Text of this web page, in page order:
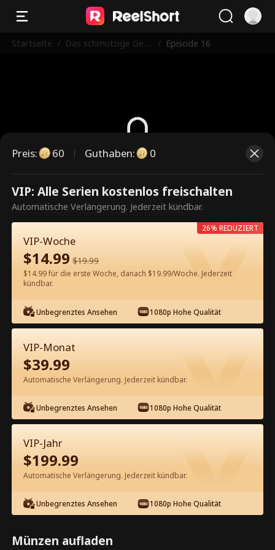
Startseite / Das schmutzige Geh
/ Episode 16
Dies ist eine kostenpflichtige
Episode. Bitte entsperren, um
weiterzusehen.
60Jetzt entsperren
Kostenlos in der App ansehen
Episode 16 - Das schmutzige
Geheimnis meines Stiefbruders
Kompletter Film
1-50 51-62
16 17 19 20
Preis: 60 Guthaben: 0
VIP: Alle Serien kostenlos freischalten
Automatische Verlängerung. Jederzeit kündbar.
VIP-Woche
$14.99 $19.99
$14.99 für die erste Woche, danach $19.99/Woche. Jederzeit
kündbar.
Unbegrenztes Ansehen 1080p Hohe Qualität
26% REDUZIERT
VIP-Monat
$39.99
Automatische Verlängerung. Jederzeit kündbar.
Unbegrenztes Ansehen 1080p Hohe Qualität
VIP-Jahr
$199.99
Automatische Verlängerung. Jederzeit kündbar.
Unbegrenztes Ansehen 1080p Hohe Qualität
Münzen aufladen